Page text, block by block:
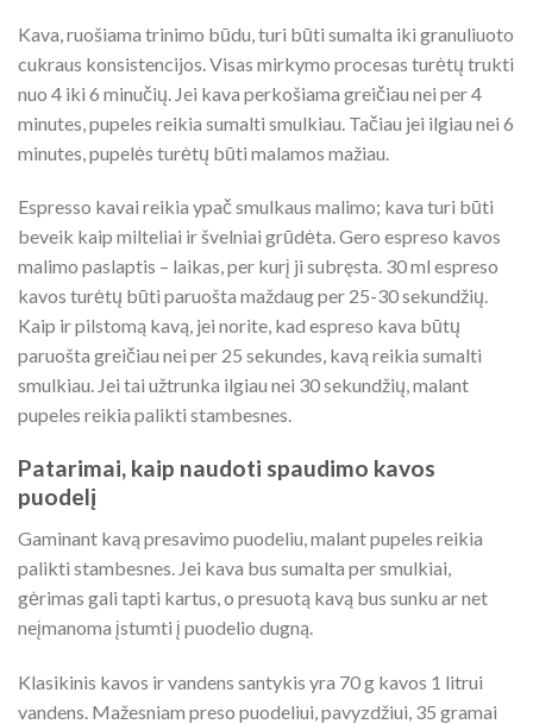
Kava, ruošiama trinimo būdu, turi būti sumalta iki granuliuoto
cukraus konsistencijos. Visas mirkymo procesas turėtų trukti
nuo 4 iki 6 minučių. Jei kava perkošiama greičiau nei per 4
minutes, pupeles reikia sumalti smulkiau. Tačiau jei ilgiau nei 6
minutes, pupelės turėtų būti malamos mažiau.
Espresso kavai reikia ypač smulkaus malimo; kava turi būti
beveik kaip milteliai ir švelniai grūdėta. Gero espreso kavos
malimo paslaptis – laikas, per kurį ji subręsta. 30 ml espreso
kavos turėtų būti paruošta maždaug per 25-30 sekundžių.
Kaip ir pilstomą kavą, jei norite, kad espreso kava būtų
paruošta greičiau nei per 25 sekundes, kavą reikia sumalti
smulkiau. Jei tai užtrunka ilgiau nei 30 sekundžių, malant
pupeles reikia palikti stambesnes.
Patarimai, kaip naudoti spaudimo kavos
puodelį
Gaminant kavą presavimo puodeliu, malant pupeles reikia
palikti stambesnes. Jei kava bus sumalta per smulkiai,
gėrimas gali tapti kartus, o presuotą kavą bus sunku ar net
neįmanoma įstumti į puodelio dugną.
Klasikinis kavos ir vandens santykis yra 70 g kavos 1 litrui
vandens. Mažesniam preso puodeliui, pavyzdžiui, 35 gramai